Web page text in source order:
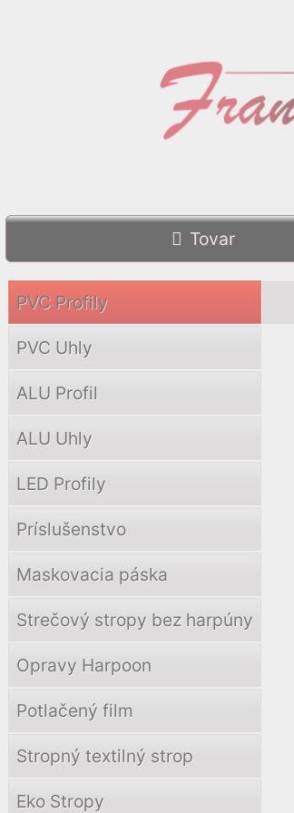
Tovar
PVC Profily
PVC Uhly
ALU Profil
ALU Uhly
LED Profily
Príslušenstvo
Maskovacia páska
Strečový stropy bez harpúny
Opravy Harpoon
Potlačený film
Stropný textilný strop
Eko Stropy